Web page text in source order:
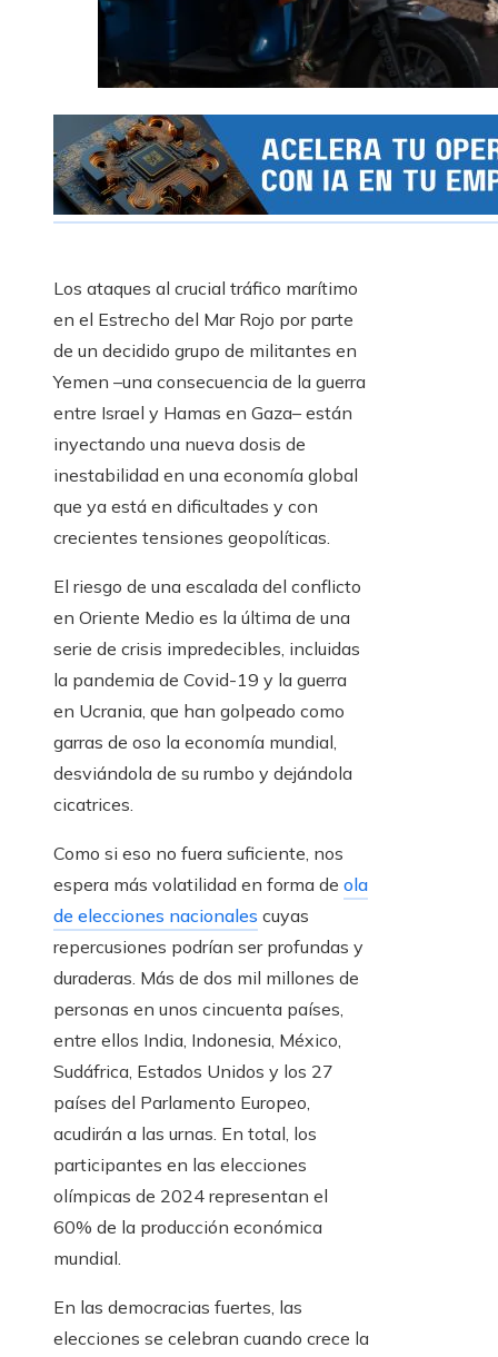
Los ataques al crucial tráfico marítimo
en el Estrecho del Mar Rojo por parte
de un decidido grupo de militantes en
Yemen –una consecuencia de la guerra
entre Israel y Hamas en Gaza– están
inyectando una nueva dosis de
inestabilidad en una economía global
que ya está en dificultades y con
crecientes tensiones geopolíticas.
El riesgo de una escalada del conflicto
en Oriente Medio es la última de una
serie de crisis impredecibles, incluidas
la pandemia de Covid-19 y la guerra
en Ucrania, que han golpeado como
garras de oso la economía mundial,
desviándola de su rumbo y dejándola
cicatrices.
Como si eso no fuera suficiente, nos
espera más volatilidad en forma de ola
de elecciones nacionales cuyas
repercusiones podrían ser profundas y
duraderas. Más de dos mil millones de
personas en unos cincuenta países,
entre ellos India, Indonesia, México,
Sudáfrica, Estados Unidos y los 27
países del Parlamento Europeo,
acudirán a las urnas. En total, los
participantes en las elecciones
olímpicas de 2024 representan el
60% de la producción económica
mundial.
En las democracias fuertes, las
elecciones se celebran cuando crece la